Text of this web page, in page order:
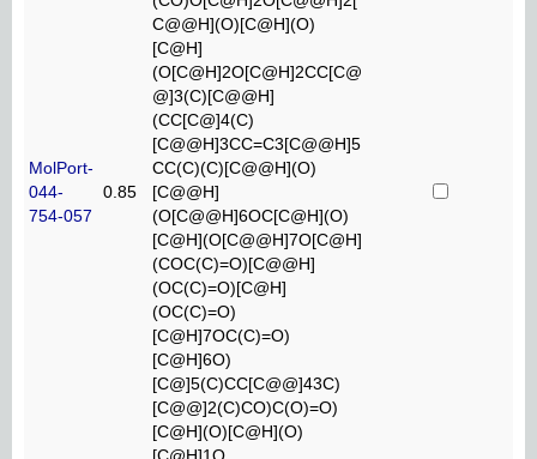
MolPort-
044-
754-057
0.85
C@@H](O)[C@H](O)
[C@H]
(O[C@H]2O[C@H]2CC[C@
@]3(C)[C@@H]
(CC[C@]4(C)
[C@@H]3CC=C3[C@@H]5
CC(C)(C)[C@@H](O)
[C@@H]
(O[C@@H]6OC[C@H](O)
[C@H](O[C@@H]7O[C@H]
(COC(C)=O)[C@@H]
(OC(C)=O)[C@H]
(OC(C)=O)
[C@H]7OC(C)=O)
[C@H]6O)
[C@]5(C)CC[C@@]43C)
[C@@]2(C)CO)C(O)=O)
[C@H](O)[C@H](O)
[C@H]1O